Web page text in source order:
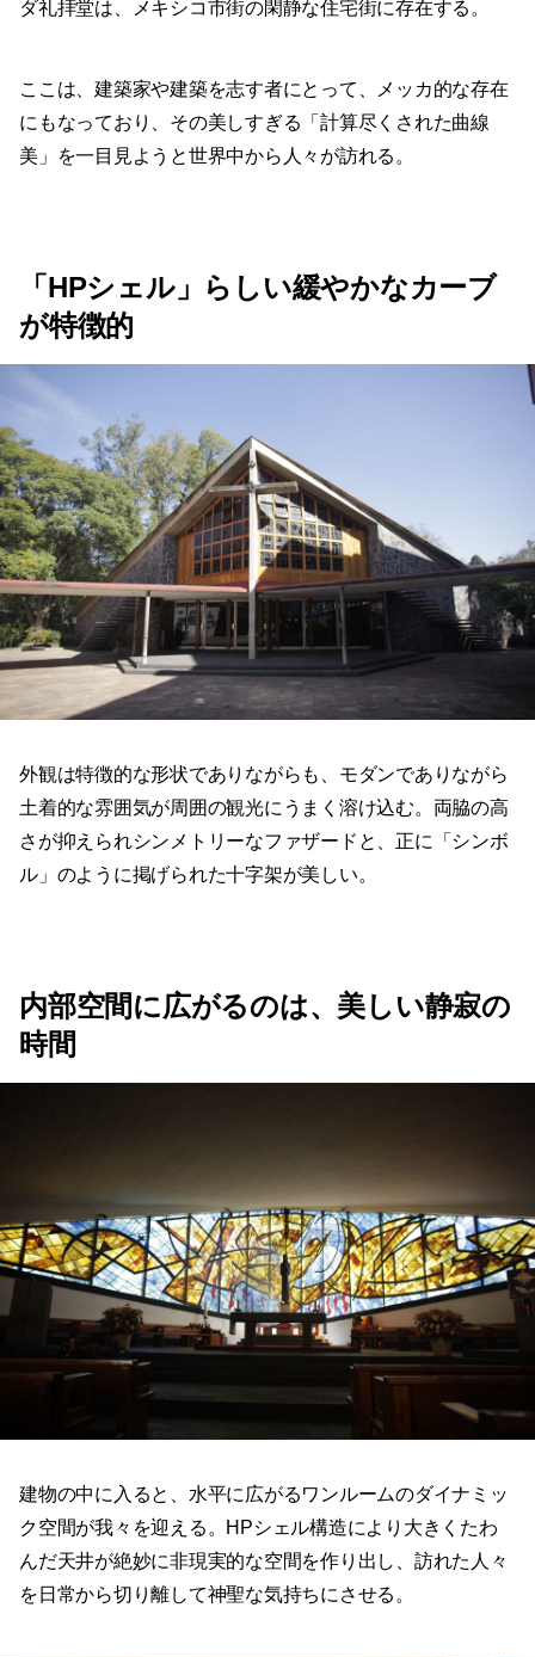
ダ礼拝堂は、メキシコ市街の閑静な住宅街に存在する。
ここは、建築家や建築を志す者にとって、メッカ的な存在
にもなっており、その美しすぎる「計算尽くされた曲線
美」を一目見ようと世界中から人々が訪れる。
「HPシェル」らしい緩やかなカーブ
が特徴的
外観は特徴的な形状でありながらも、モダンでありながら
土着的な雰囲気が周囲の観光にうまく溶け込む。両脇の高
さが抑えられシンメトリーなファザードと、正に「シンボ
ル」のように掲げられた十字架が美しい。
内部空間に広がるのは、美しい静寂の
時間
建物の中に入ると、水平に広がるワンルームのダイナミッ
ク空間が我々を迎える。HPシェル構造により大きくたわ
んだ天井が絶妙に非現実的な空間を作り出し、訪れた人々
を日常から切り離して神聖な気持ちにさせる。